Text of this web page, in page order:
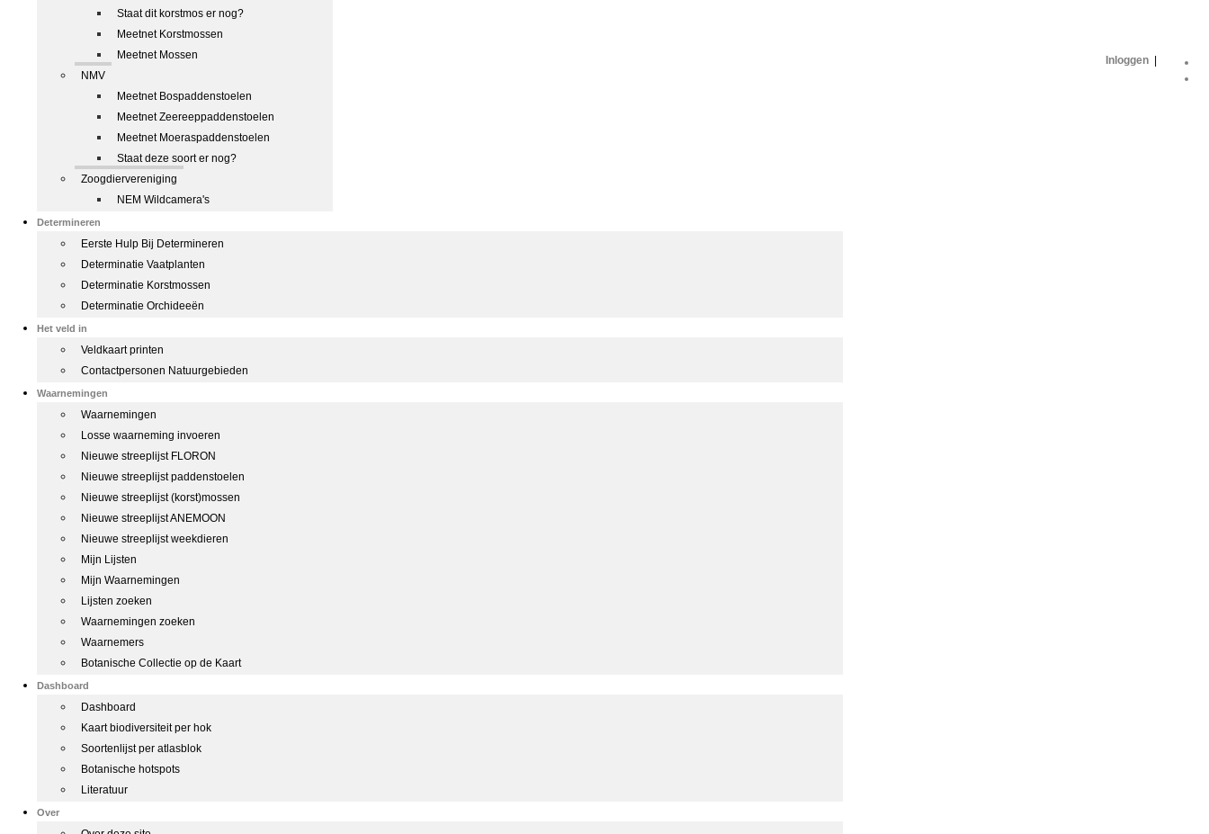
Staat dit korstmos er nog?
Meetnet Korstmossen
Meetnet Mossen
NMV
Meetnet Bospaddenstoelen
Meetnet Zeereeppaddenstoelen
Meetnet Moeraspaddenstoelen
Staat deze soort er nog?
Zoogdiervereniging
NEM Wildcamera's
Determineren
Eerste Hulp Bij Determineren
Determinatie Vaatplanten
Determinatie Korstmossen
Determinatie Orchideeën
Het veld in
Veldkaart printen
Contactpersonen Natuurgebieden
Waarnemingen
Waarnemingen
Losse waarneming invoeren
Nieuwe streeplijst FLORON
Nieuwe streeplijst paddenstoelen
Nieuwe streeplijst (korst)mossen
Nieuwe streeplijst ANEMOON
Nieuwe streeplijst weekdieren
Mijn Lijsten
Mijn Waarnemingen
Lijsten zoeken
Waarnemingen zoeken
Waarnemers
Botanische Collectie op de Kaart
Dashboard
Dashboard
Kaart biodiversiteit per hok
Soortenlijst per atlasblok
Botanische hotspots
Literatuur
Over
Inloggen